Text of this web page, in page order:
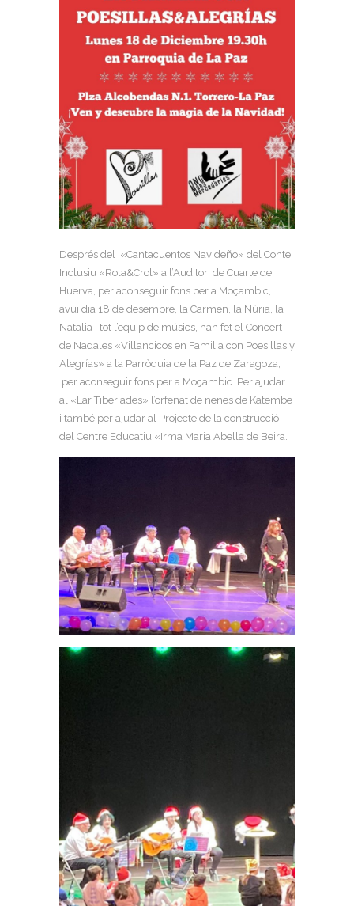
Després del «Cantacuentos Navideño» del Conte
Inclusiu «Rola&Crol» a l’Auditori de Cuarte de
Huerva, per aconseguir fons per a Moçambic,
avui dia 18 de desembre, la Carmen, la Núria, la
Natalia i tot l’equip de músics, han fet el Concert
de Nadales «Villancicos en Familia con Poesillas y
Alegrías» a la Parròquia de la Paz de Zaragoza,
per aconseguir fons per a Moçambic. Per ajudar
al «Lar Tiberìades» l’orfenat de nenes de Katembe
i també per ajudar al Projecte de la construcció
del Centre Educatiu «Irma Maria Abella de Beira.